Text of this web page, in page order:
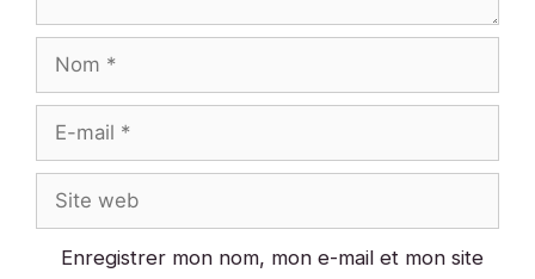
Nom
mail
Site
web
Enregistrer mon nom, mon e-mail et mon site